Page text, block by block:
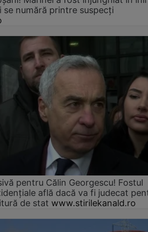
se numără printre suspecți
pentru Călin Georgescu! Fostul
află dacă va fi judecat
de stat www.stirilekanald.ro